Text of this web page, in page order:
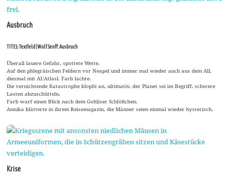
Ausbruch
TITEL-Textfeld | Wolf Senff: Ausbruch
Überall lauere Gefahr, spottete Wette.
Auf den phlegräischen Feldern vor Neapel und immer mal wieder auch aus dem All,
diesmal mit AI/Atlasl. Farb lachte.
Die vernichtende Katastrophe klopfe an, ultimativ, der Planet sei im Begriff, schwere
Lasten abzuschütteln.
Farb warf einen Blick nach dem Gohliser Schlößchen.
Annika blätterte in ihrem Reisemagazin, die Männer seien einmal wieder hysterisch.
Krise